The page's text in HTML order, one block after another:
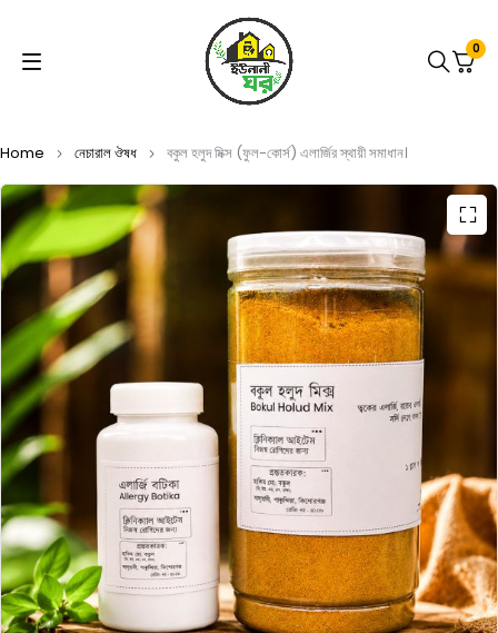
0
Home নেচারাল ঔষধ বকুল হলুদ মিক্স (ফুল-কোর্স) এলার্জির স্থায়ী সমাধান।